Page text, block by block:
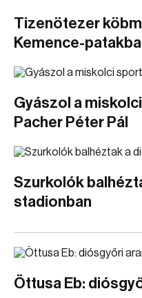
Tizenötezer
Kemence-
Gyászol a
Pacher Péter Pál
Szurkolók
stadionban
Öttusa Eb: